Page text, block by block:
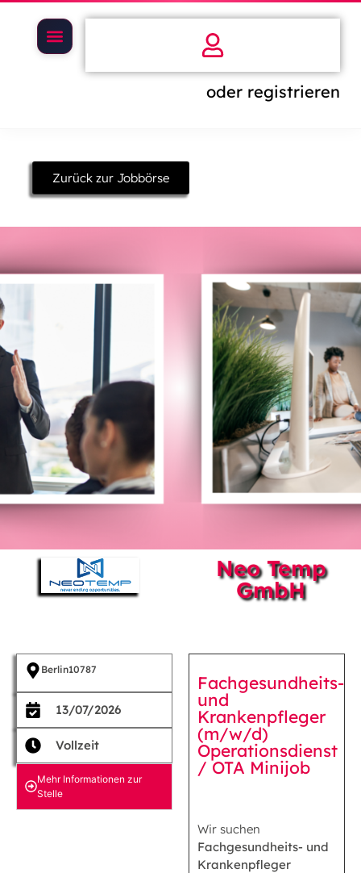
oder registrieren
Zurück zur Jobbörse
Neo Temp
GmbH
Berlin10787
13/07/2026
Vollzeit
Mehr Informationen zur
Stelle
Fachgesundheits-
und
Krankenpfleger
(m/w/d)
Operationsdienst
/ OTA Minijob
Wir suchen
Fachgesundheits- und
Krankenpfleger